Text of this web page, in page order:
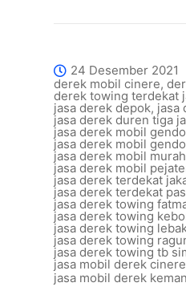
24 Desember 2021
derek mobil cinere,
derek towing terdekat
jasa derek depok, jasa
jasa derek duren tiga
jasa derek mobil
jasa derek mobil
jasa derek mobil murah
jasa derek mobil
jasa derek terdekat
jasa derek terdekat
jasa derek towing
jasa derek towing
jasa derek towing
jasa derek towing
jasa derek towing tb
jasa mobil derek
jasa mobil derek